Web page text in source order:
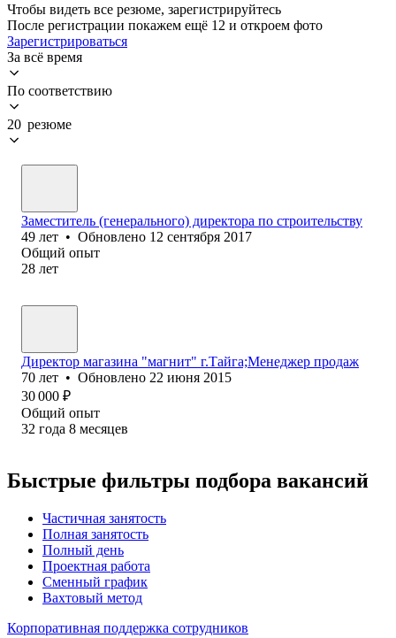
Чтобы видеть все резюме, зарегистрируйтесь
После регистрации покажем ещё 12 и откроем фото
Зарегистрироваться
За всё время
По соответствию
20 резюме
Заместитель (генерального) директора по строительству
49 лет • Обновлено 12 сентября 2017
Общий опыт
28 лет
Директор магазина "магнит" г.Тайга;Менеджер продаж
70 лет • Обновлено 22 июня 2015
30 000 ₽
Общий опыт
32 года 8 месяцев
Быстрые фильтры подбора вакансий
Частичная занятость
Полная занятость
Полный день
Проектная работа
Сменный график
Вахтовый метод
Корпоративная поддержка сотрудников